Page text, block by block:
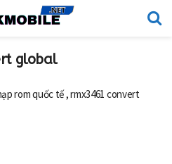
global
rom quốc tế , rmx3461 convert